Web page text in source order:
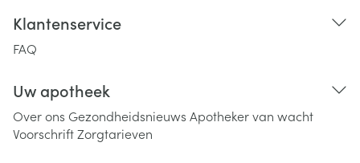
Klantenservice
FAQ
Uw apotheek
Over ons Gezondheidsnieuws Apotheker van wacht
VoorschriftZorgtarieven